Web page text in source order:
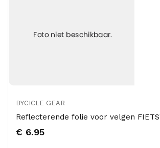
BYCICLE GEAR
Reflecterende folie voor velgen
€ 6.95